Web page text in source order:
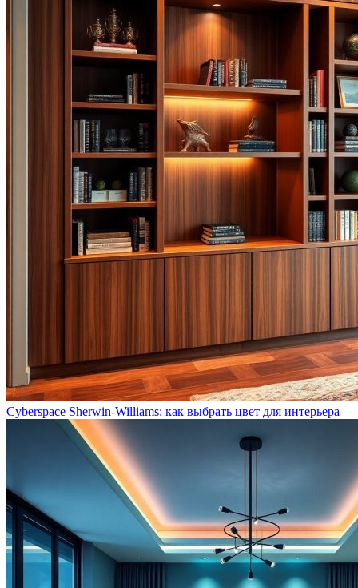
Cyberspace Sherwin-Williams: как выбрать цвет для интерьера